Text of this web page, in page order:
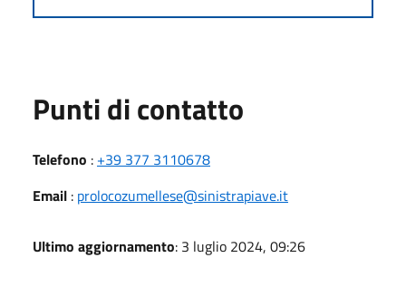
Punti di contatto
Telefono : +39 377 3110678
Email : prolocozumellese@sinistrapiave.it
Ultimo aggiornamento: 3 luglio 2024, 09:26